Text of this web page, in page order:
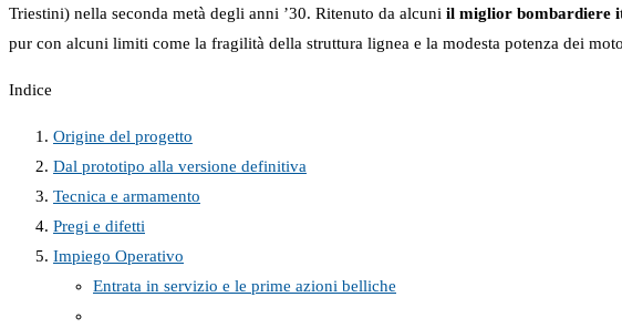
Triestini) nella seconda metà degli anni ’30. Ritenuto da alcuni il miglior bombardiere
pur con alcuni limiti come la fragilità della struttura lignea e la modesta potenza dei
Indice
Origine del progetto
Dal prototipo alla versione definitiva
Tecnica e armamento
Pregi e difetti
Impiego Operativo
Entrata in servizio e le prime azioni belliche